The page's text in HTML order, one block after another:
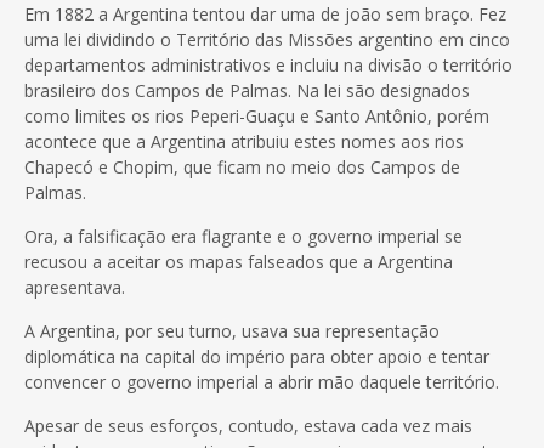
Em 1882 a Argentina tentou dar uma de joão sem braço. Fez
uma lei dividindo o Território das Missões argentino em cinco
departamentos administrativos e incluiu na divisão o território
brasileiro dos Campos de Palmas. Na lei são designados
como limites os rios Peperi-Guaçu e Santo Antônio, porém
acontece que a Argentina atribuiu estes nomes aos rios
Chapecó e Chopim, que ficam no meio dos Campos de
Palmas.
Ora, a falsificação era flagrante e o governo imperial se
recusou a aceitar os mapas falseados que a Argentina
apresentava.
A Argentina, por seu turno, usava sua representação
diplomática na capital do império para obter apoio e tentar
convencer o governo imperial a abrir mão daquele território.
Apesar de seus esforços, contudo, estava cada vez mais